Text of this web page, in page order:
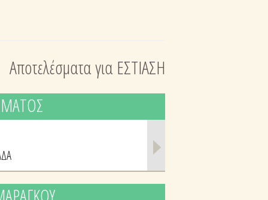
Αποτελέσματα για ΕΣΤΙΑΣΗ